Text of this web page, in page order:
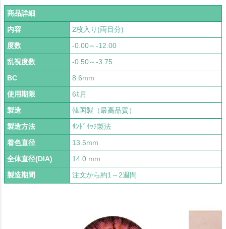
商品詳細
内容
2枚入り(両目分)
度数
-0.00～-12.00
乱視度数
-0.50～-3.75
BC
8.6mm
使用期限
6ｶ月
製造
韓国製（最高品質）
製造方法
ｻﾝﾄﾞｲｯﾁ製法
着色直径
13.5mm
全体直径(DIA)
14.0 mm
製造期間
注文から約1～2週間